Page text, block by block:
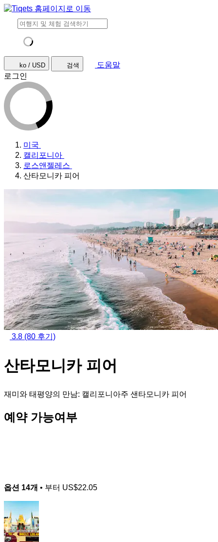
ko / USD 검색
도움말
로그인
미국
캘리포니아
로스앤젤레스
산타모니카 피어
3.8 (80 후기)
산타모니카 피어
재미와 태평양의 만남: 캘리포니아주 샌타모니카 피어
예약 가능여부
옵션 14개 • 부터 US$22.05